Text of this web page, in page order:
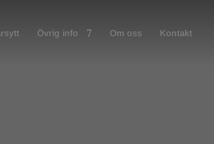
Övrig info Om oss Kontakt